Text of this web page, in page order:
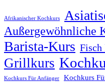
Afrikanischer Kochkurs
Außergewöhnliche
Barista-Kurs Fisch
Grillkurs
Kochkurs Für Anfänger Kochkurs